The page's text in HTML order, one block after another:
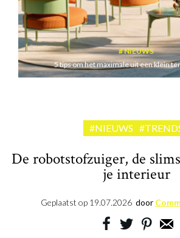
NIEUWS
5 tips om het maximale uit een klein
#NIEUWS
De robotstofzuiger, de
je interieur
Geplaatst op 19.07.2026 door